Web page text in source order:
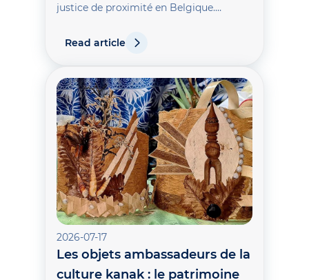
justice de proximité en Belgique.
van de Vrederechters, 2026(5-6), 231-234.
Read article
2026-07-17
Les objets ambassadeurs de la
culture kanak : le patrimoine